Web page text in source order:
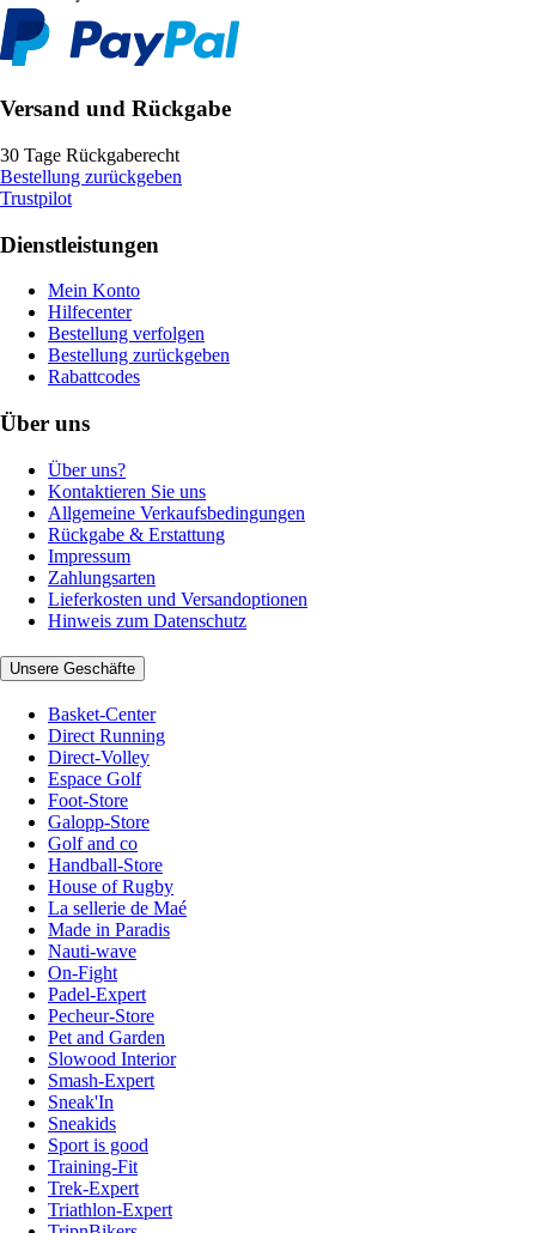
Versand und Rückgabe
30 Tage Rückgaberecht
Bestellung zurückgeben
Trustpilot
Dienstleistungen
Mein Konto
Hilfecenter
Bestellung verfolgen
Bestellung zurückgeben
Rabattcodes
Über uns
Über uns?
Kontaktieren Sie uns
Allgemeine Verkaufsbedingungen
Rückgabe & Erstattung
Impressum
Zahlungsarten
Lieferkosten und Versandoptionen
Hinweis zum Datenschutz
Unsere Geschäfte
Basket-Center
Direct Running
Direct-Volley
Espace Golf
Foot-Store
Galopp-Store
Golf and co
Handball-Store
House of Rugby
La sellerie de Maé
Made in Paradis
Nauti-wave
On-Fight
Padel-Expert
Pecheur-Store
Pet and Garden
Slowood Interior
Smash-Expert
Sneak'In
Sneakids
Sport is good
Training-Fit
Trek-Expert
Triathlon-Expert